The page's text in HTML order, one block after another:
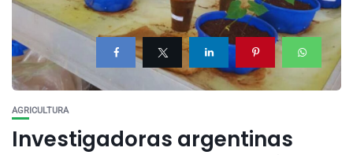
AGRICULTURA
Investigadoras argentinas